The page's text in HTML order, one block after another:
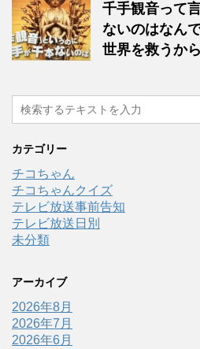
千手観音って
ないのはなん
世界を救うから
カテゴリー
チコちゃん
チコちゃんクイズ
テレビ放送事前告知
テレビ放送日別
未分類
アーカイブ
2026年8月
2026年7月
2026年6月